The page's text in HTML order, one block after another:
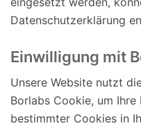
Datenschutzerklärung
Einwilligung mit
Unsere Website nutzt
Borlabs Cookie, um
bestimmter Cookies in